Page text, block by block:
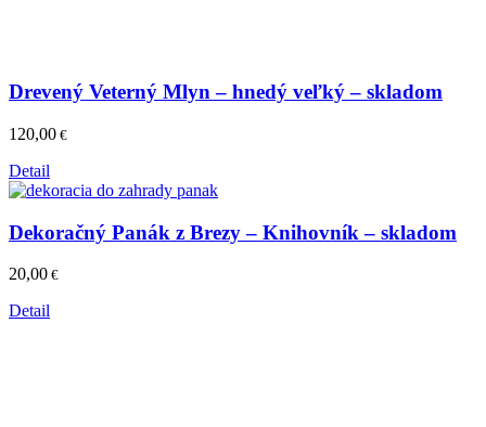
Drevený Veterný Mlyn – hnedý veľký – skladom
120,00 €
Detail
Dekoračný Panák z Brezy – Knihovník – skladom
20,00 €
Detail